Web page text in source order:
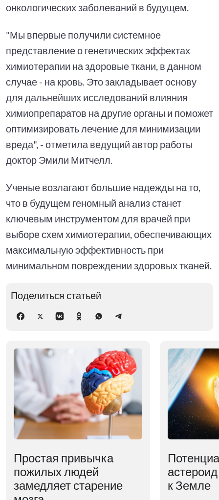
онкологических заболеваний в будущем.
"Мы впервые получили системное
представление о генетических эффектах
химиотерапии на здоровые ткани, в данном
случае - на кровь. Это закладывает основу
для дальнейших исследований влияния
химиопрепаратов на другие органы и поможет
оптимизировать лечение для минимизации
вреда", - отметила ведущий автор работы
доктор Эмили Митчелл.
Ученые возлагают большие надежды на то,
что в будущем геномный анализ станет
ключевым инструментом для врачей при
выборе схем химиотерапии, обеспечивающих
максимальную эффективность при
минимальном повреждении здоровых тканей.
Поделиться статьей
Простая привычка
пожилых людей
замедляет старение
к Земле